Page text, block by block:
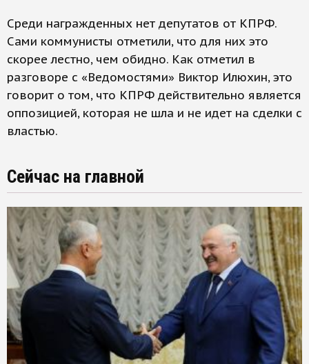
Среди награжденных нет депутатов от КПРФ.
Сами коммунисты отметили, что для них это
скорее лестно, чем обидно. Как отметил в
разговоре с «Ведомостями» Виктор Илюхин, это
говорит о том, что КПРФ действительно является
оппозицией, которая не шла и не идет на сделки с
властью.
Сейчас на главной